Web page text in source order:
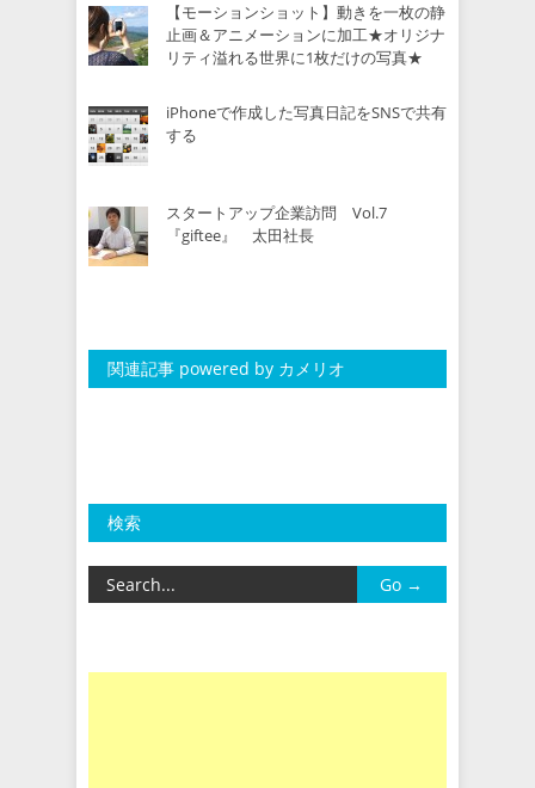
【モーションショット】動きを一枚の静
止画＆アニメーションに加工★オリジナ
リティ溢れる世界に1枚だけの写真★
iPhoneで作成した写真日記をSNSで共有
する
スタートアップ企業訪問 Vol.7
『giftee』 太田社長
関連記事 powered by カメリオ
検索